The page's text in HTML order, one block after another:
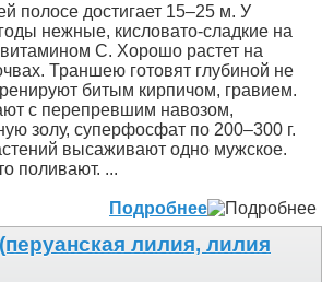
полосе достигает 15–25 м. У
нежные, кисловато-сладкие на
витамином С. Хорошо растет на
Траншею готовят глубиной не
битым кирпичом, гравием.
с перепревшим навозом,
золу, суперфосфат по 200–300 г.
высаживают одно мужское.
поливают. ...
Подробнее
лилия, лилия